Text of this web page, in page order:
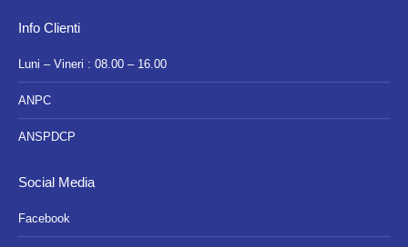
Info Clienti
Luni – Vineri : 08.00 – 16.00
ANPC
ANSPDCP
Social Media
Facebook